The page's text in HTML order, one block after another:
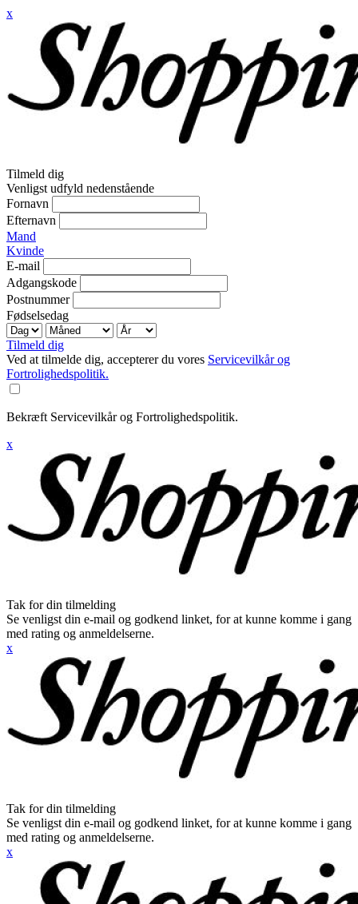
x
Tilmeld dig
Venligst udfyld nedenstående
Fornavn
Efternavn
Mand
Kvinde
E-mail
Adgangskode
Postnummer
Fødselsedag
Tilmeld dig
Ved at tilmelde dig, accepterer du vores Servicevilkår og
Fortrolighedspolitik.
Bekræft Servicevilkår og Fortrolighedspolitik.
x
Tak for din tilmelding
Se venligst din e-mail og godkend linket, for at kunne komme i gang
med rating og anmeldelserne.
x
Tak for din tilmelding
Se venligst din e-mail og godkend linket, for at kunne komme i gang
med rating og anmeldelserne.
x